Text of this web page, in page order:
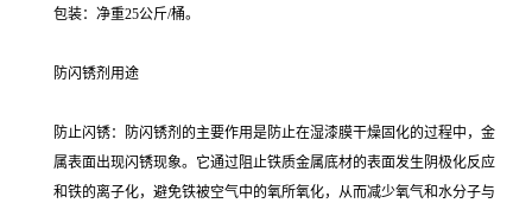
包装：净重25公斤/桶。
防闪锈剂用途
防止闪锈：防闪锈剂的主要作用是防止在湿漆膜干燥固化的过程中，金
属表面出现闪锈现象。它通过阻止铁质金属底材的表面发生阴极化反应
和铁的离子化，避免铁被空气中的氧所氧化，从而减少氧气和水分子与